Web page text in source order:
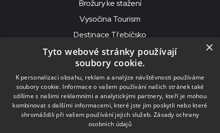
Brožury ke stažení
Vysočina Tourism
Destinace Třebíčsko
© 2026MKS Beseda Mor. Budějovice
MKS Beseda, příspěvková organizace, Purcnerova 62, 676 02
Moravské Budějovice
IČO: 00091758, DIČ: CZ00091758, ID datové schránky: chjn2kd
×
Tyto webové stránky používají
soubory cookie.
K personalizaci obsahu, reklam a analýze návštěvnosti používáme
soubory cookie. Informace o vašem používání našich stránek také
sdílíme s našimi reklamními a analytickými partnery, kteří je mohou
kombinovat s dalšími informacemi, které jste jim poskytli nebo které
shromáždili při vašem používání jejich služeb. Zásady ochrany
osobních údajů